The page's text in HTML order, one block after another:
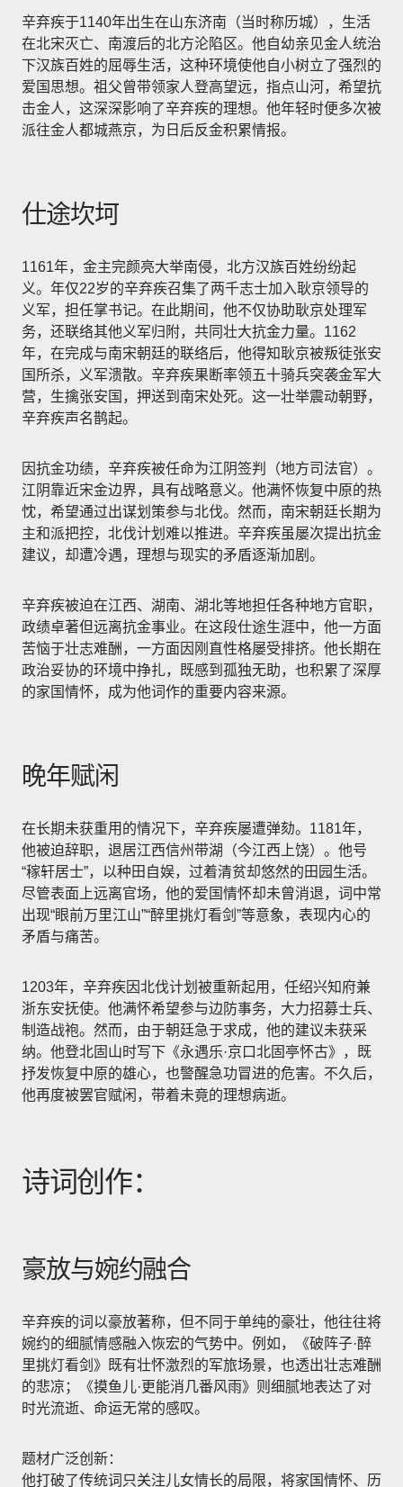
辛弃疾于1140年出生在山东济南（当时称历城），生活
在北宋灭亡、南渡后的北方沦陷区。他自幼亲见金人统治
下汉族百姓的屈辱生活，这种环境使他自小树立了强烈的
爱国思想。祖父曾带领家人登高望远，指点山河，希望抗
击金人，这深深影响了辛弃疾的理想。他年轻时便多次被
派往金人都城燕京，为日后反金积累情报。
仕途坎坷
1161年，金主完颜亮大举南侵，北方汉族百姓纷纷起
义。年仅22岁的辛弃疾召集了两千志士加入耿京领导的
义军，担任掌书记。在此期间，他不仅协助耿京处理军
务，还联络其他义军归附，共同壮大抗金力量。1162
年，在完成与南宋朝廷的联络后，他得知耿京被叛徒张安
国所杀，义军溃散。辛弃疾果断率领五十骑兵突袭金军大
营，生擒张安国，押送到南宋处死。这一壮举震动朝野，
辛弃疾声名鹊起。
因抗金功绩，辛弃疾被任命为江阴签判（地方司法官）。
江阴靠近宋金边界，具有战略意义。他满怀恢复中原的热
忱，希望通过出谋划策参与北伐。然而，南宋朝廷长期为
主和派把控，北伐计划难以推进。辛弃疾虽屡次提出抗金
建议，却遭冷遇，理想与现实的矛盾逐渐加剧。
辛弃疾被迫在江西、湖南、湖北等地担任各种地方官职，
政绩卓著但远离抗金事业。在这段仕途生涯中，他一方面
苦恼于壮志难酬，一方面因刚直性格屡受排挤。他长期在
政治妥协的环境中挣扎，既感到孤独无助，也积累了深厚
的家国情怀，成为他词作的重要内容来源。
晚年赋闲
在长期未获重用的情况下，辛弃疾屡遭弹劾。1181年，
他被迫辞职，退居江西信州带湖（今江西上饶）。他号
“稼轩居士”，以种田自娱，过着清贫却悠然的田园生活。
尽管表面上远离官场，他的爱国情怀却未曾消退，词中常
出现“眼前万里江山”“醉里挑灯看剑”等意象，表现内心的
矛盾与痛苦。
1203年，辛弃疾因北伐计划被重新起用，任绍兴知府兼
浙东安抚使。他满怀希望参与边防事务，大力招募士兵、
制造战袍。然而，由于朝廷急于求成，他的建议未获采
纳。他登北固山时写下《永遇乐·京口北固亭怀古》，既
抒发恢复中原的雄心，也警醒急功冒进的危害。不久后，
他再度被罢官赋闲，带着未竟的理想病逝。
诗词创作：
豪放与婉约融合
辛弃疾的词以豪放著称，但不同于单纯的豪壮，他往往将
婉约的细腻情感融入恢宏的气势中。例如，《破阵子·醉
里挑灯看剑》既有壮怀激烈的军旅场景，也透出壮志难酬
的悲凉；《摸鱼儿·更能消几番风雨》则细腻地表达了对
时光流逝、命运无常的感叹。
题材广泛创新：
他打破了传统词只关注儿女情长的局限，将家国情怀、历